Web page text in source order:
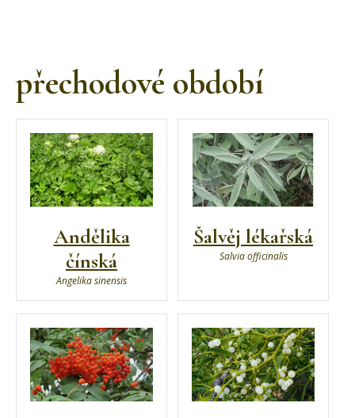
přechodové období
Andělika
čínská
Angelika sinensis
Šalvěj lékařská
Salvia officinalis